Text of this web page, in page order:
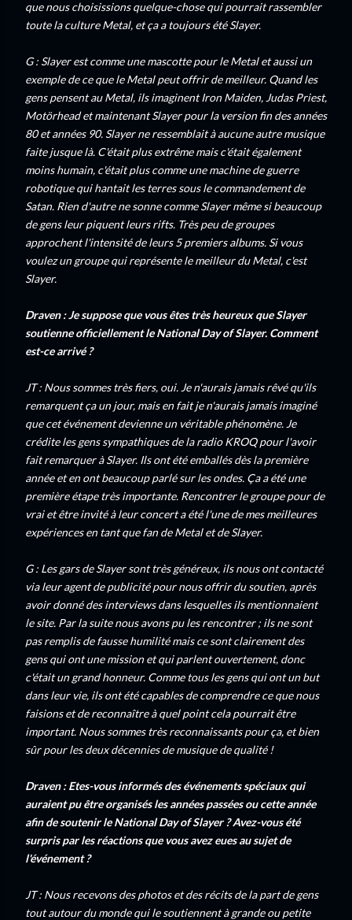
que nous choisissions quelque-chose qui pourrait rassembler
toute la culture Metal, et ça a toujours été Slayer.
G : Slayer est comme une mascotte pour le Metal et aussi un
exemple de ce que le Metal peut offrir de meilleur. Quand les
gens pensent au Metal, ils imaginent Iron Maiden, Judas Priest,
Motörhead et maintenant Slayer pour la version fin des années
80 et années 90. Slayer ne ressemblait à aucune autre musique
faite jusque là. C'était plus extrême mais c'était également
moins humain, c'était plus comme une machine de guerre
robotique qui hantait les terres sous le commandement de
Satan. Rien d'autre ne sonne comme Slayer même si beaucoup
de gens leur piquent leurs rifts. Très peu de groupes
approchent l'intensité de leurs 5 premiers albums. Si vous
voulez un groupe qui représente le meilleur du Metal, c'est
Slayer.
Draven : Je suppose que vous êtes très heureux que Slayer
soutienne officiellement le National Day of Slayer. Comment
est-ce arrivé ?
JT : Nous sommes très fiers, oui. Je n'aurais jamais rêvé qu'ils
remarquent ça un jour, mais en fait je n'aurais jamais imaginé
que cet événement devienne un véritable phénomène. Je
crédite les gens sympathiques de la radio KROQ pour l'avoir
fait remarquer à Slayer. Ils ont été emballés dès la première
année et en ont beaucoup parlé sur les ondes. Ça a été une
première étape très importante. Rencontrer le groupe pour de
vrai et être invité à leur concert a été l'une de mes meilleures
expériences en tant que fan de Metal et de Slayer.
G : Les gars de Slayer sont très généreux, ils nous ont contacté
via leur agent de publicité pour nous offrir du soutien, après
avoir donné des interviews dans lesquelles ils mentionnaient
le site. Par la suite nous avons pu les rencontrer ; ils ne sont
pas remplis de fausse humilité mais ce sont clairement des
gens qui ont une mission et qui parlent ouvertement, donc
c'était un grand honneur. Comme tous les gens qui ont un but
dans leur vie, ils ont été capables de comprendre ce que nous
faisions et de reconnaître à quel point cela pourrait être
important. Nous sommes très reconnaissants pour ça, et bien
sûr pour les deux décennies de musique de qualité !
Draven : Etes-vous informés des événements spéciaux qui
auraient pu être organisés les années passées ou cette année
afin de soutenir le National Day of Slayer ? Avez-vous été
surpris par les réactions que vous avez eues au sujet de
l'événement ?
JT : Nous recevons des photos et des récits de la part de gens
tout autour du monde qui le soutiennent à grande ou petite